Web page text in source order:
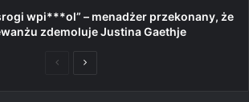
wpi***ol” – menadżer przekonany, że
zdemoluje Justina Gaethje
PoprzedniaNastępna